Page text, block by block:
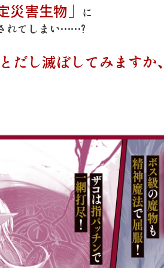
災害生物」
に
れてしまい……?
だし滅ぼしてみますか